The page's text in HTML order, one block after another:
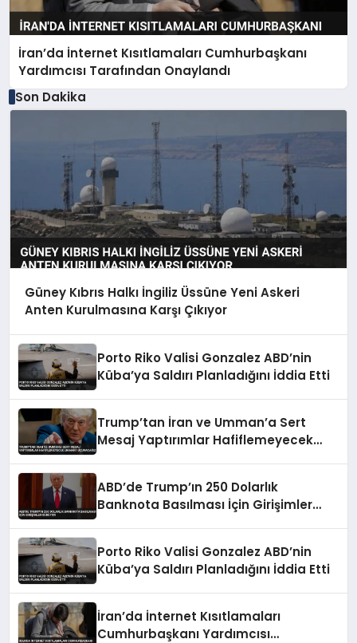
İran’da İnternet Kısıtlamaları Cumhurbaşkanı
Yardımcısı Tarafından Onaylandı
Son Dakika
Güney Kıbrıs Halkı İngiliz Üssüne Yeni Askeri
Anten Kurulmasına Karşı Çıkıyor
Porto Riko Valisi Gonzalez ABD’nin
Küba’ya Saldırı Planladığını İddia Etti
Trump’tan İran ve Umman’a Sert
Mesaj Yaptırımlar Hafiflemeyecek
ABD’de Trump’ın 250 Dolarlık
Banknota Basılması İçin Girişimler
Porto Riko Valisi Gonzalez ABD’nin
Küba’ya Saldırı Planladığını İddia Etti
İran’da İnternet Kısıtlamaları
Cumhurbaşkanı Yardımcısı